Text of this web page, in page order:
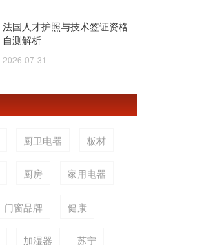
法国人才护照与技术签证资格
自测解析
2026-07-31
厨卫电器 板材
厨房 家用电器
门窗品牌 健康
加湿器 苏宁